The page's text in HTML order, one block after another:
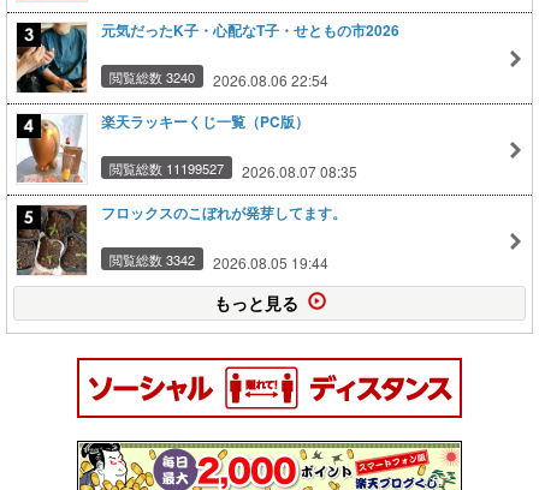
元気だったK子・心配なT子・せともの市2026
閲覧総数 3240 2026.08.06 22:54
楽天ラッキーくじ一覧（PC版）
閲覧総数 11199527 2026.08.07 08:35
フロックスのこぼれが発芽してます。
閲覧総数 3342 2026.08.05 19:44
もっと見る